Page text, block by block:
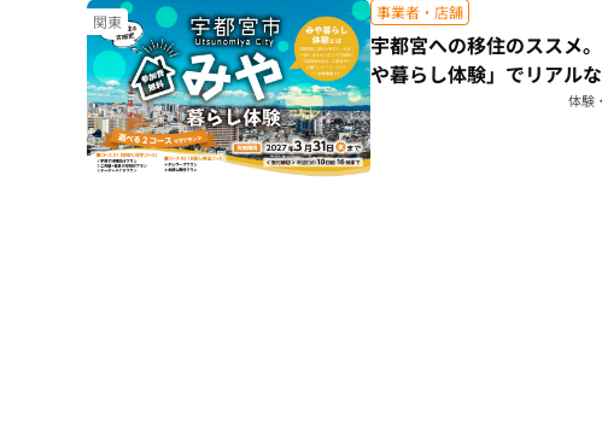
関東 事業者・店舗
宇都宮への移住のススメ
や暮らし体験」でリアル
体験